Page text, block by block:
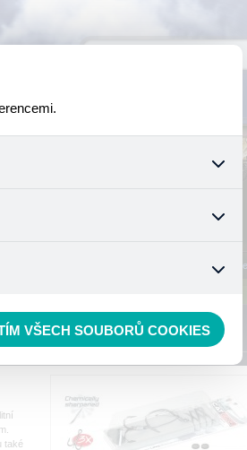
také
s uživáním cookies. Pro tyto cookies
Proto nedokážeme zjistit navštívené
VŠECH SOUBORŮ COOKIES